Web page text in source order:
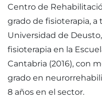
Centro de
grado de fisioterapia, a
Universidad de
fisioterapia en la
Cantabria (2016), con
grado en
8 años en el sector.